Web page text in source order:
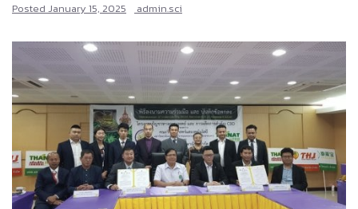
Posted January 15, 2025 admin.sci